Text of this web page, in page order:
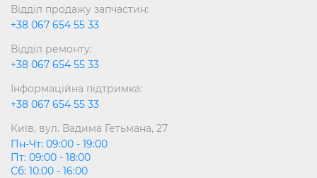
Відділ продажу запчастин:
+38 067 654 55 33
Відділ ремонту:
+38 067 654 55 33
Інформаційна підтримка:
+38 067 654 55 33
Київ, вул. Вадима Гетьмана, 27
Пн-Чт: 09:00 - 19:00
Пт: 09:00 - 18:00
Сб: 10:00 - 16:00